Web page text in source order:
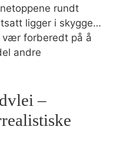
rundt
ligger i skygge…
vær forberedt på å
andre
–